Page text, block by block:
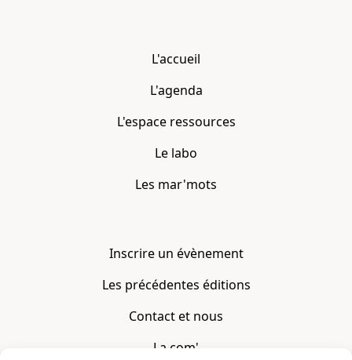
L'accueil
L'agenda
L'espace ressources
Le labo
Les mar'mots
Inscrire un évènement
Les précédentes éditions
Contact et nous
La com'